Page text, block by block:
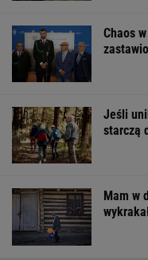
Chaos
Jeśli
starczą
Mam w